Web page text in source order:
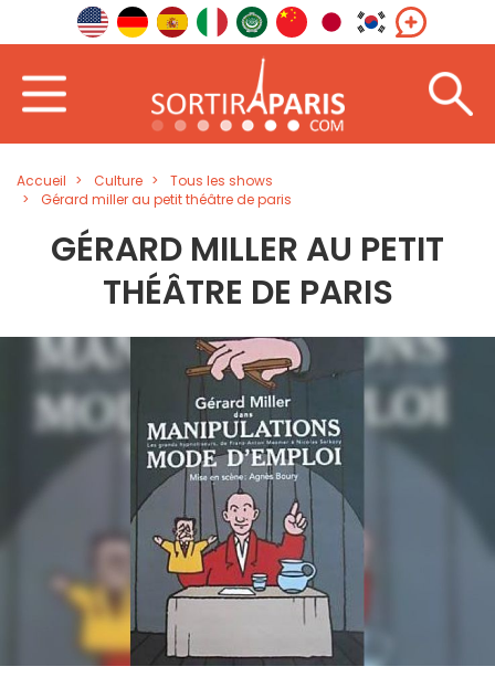
Accueil Culture
Tous les shows
Gérard miller au petit théâtre de paris
GÉRARD MILLER AU PETIT
THÉÂTRE DE PARIS